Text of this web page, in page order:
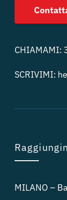
CHIAMAMI:
SCRIVIMI:
MILANO –